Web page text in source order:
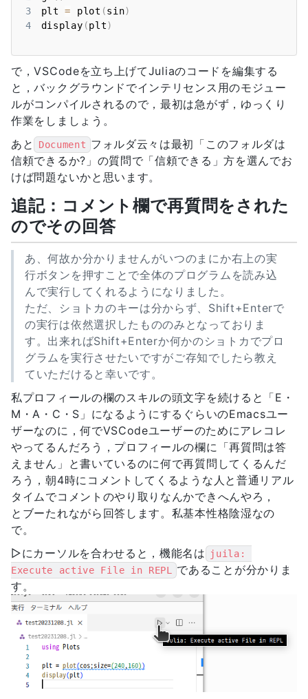
3
plt = plot (sin)
4
display (plt)
で，VSCodeを立ち上げてJuliaのコードを編集する
と，バックグラウンドでインテリセンス用のモジュー
ルがコンパイルされるので，最初は急がず，ゆっくり
作業をしましょう。
あと
Document フォルダ云々は最初「このフォルダは
信頼できるか?」の質問で「信頼できる」方を選んでお
けば問題ないかと思います。
追記：コメント欄で再質問をされた
のでその回答
あ、何故か分かりませんがいつのまにか右上の実
行ボタンを押すことで全体のプログラムを読み込
んで実行してくれるようになりました。
ただ、ショトカのキーは分からず、Shift+Enterで
の実行は依然選択したもののみとなっておりま
す。出来ればShift+Enterか何かのショトカでプロ
グラムを実行させたいですがご存知でしたら教え
ていただけると幸いです。
私プロフィールの欄のスキルの頭文字を続けると「E・
M・A・C・S」になるようにするぐらいのEmacsユー
ザーなのに，何でVSCodeユーザーのためにアレコレ
やってるんだろう，プロフィールの欄に「再質問は答
えません」と書いているのに何で再質問してくるんだ
ろう，朝4時にコメントしてくるような人と普通リアル
タイムでコメントのやり取りなんかできへんやろ，
とブーたれながら回答します。私基本性格陰湿なの
で。
▷にカーソルを合わせると，機能名は
juila:
Execute active File in REPL
であることが分かりま
す。